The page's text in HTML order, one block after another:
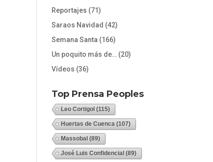
Reportajes (71)
Saraos Navidad (42)
Semana Santa (166)
Un poquito más de… (20)
Vídeos (36)
Top Prensa Peoples
Leo Cortigol (115)
Huertas de Cuenca (107)
Massobal (89)
José Luis Confidencial (89)